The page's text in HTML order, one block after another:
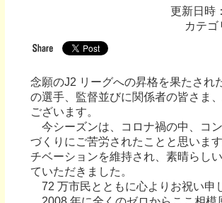
更新日時
カテゴ
念願のJ2 リーグへの昇格を果たされ
の選手、監督並びに関係者の皆さま
ございます。
今シーズンは、コロナ禍の中、コ
づくりにご苦労されたことと思いま
チベーションを維持され、素晴らし
ていただきました。
72 万市民とともに心よりお祝い申